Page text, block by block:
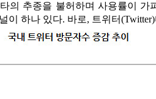
의 추종을 불허하며 사용률이 가
이 하나 있다. 바로, 트위터(Twitter)